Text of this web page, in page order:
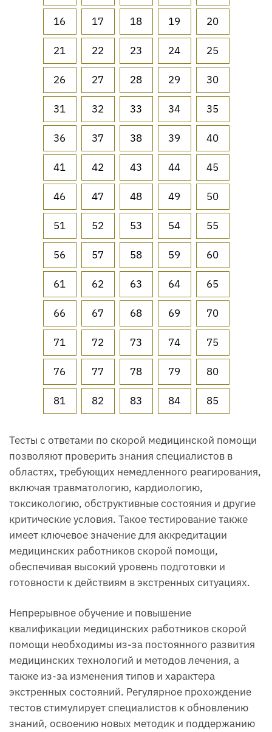
16 17 18 19 20
21 22 23 24 25
26 27 28 29 30
31 32 33 34 35
36 37 38 39 40
41 42 43 44 45
46 47 48 49 50
51 52 53 54 55
56 57 58 59 60
61 62 63 64 65
66 67 68 69 70
71 72 73 74 75
76 77 78 79 80
81 82 83 84 85
Тесты с ответами по скорой медицинской помощи
позволяют проверить знания специалистов в
областях, требующих немедленного реагирования,
включая травматологию, кардиологию,
токсикологию, обструктивные состояния и другие
критические условия. Такое тестирование также
имеет ключевое значение для аккредитации
медицинских работников скорой помощи,
обеспечивая высокий уровень подготовки и
готовности к действиям в экстренных ситуациях.
Непрерывное обучение и повышение
квалификации медицинских работников скорой
помощи необходимы из-за постоянного развития
медицинских технологий и методов лечения, а
также из-за изменения типов и характера
экстренных состояний. Регулярное прохождение
тестов стимулирует специалистов к обновлению
знаний, освоению новых методик и поддержанию